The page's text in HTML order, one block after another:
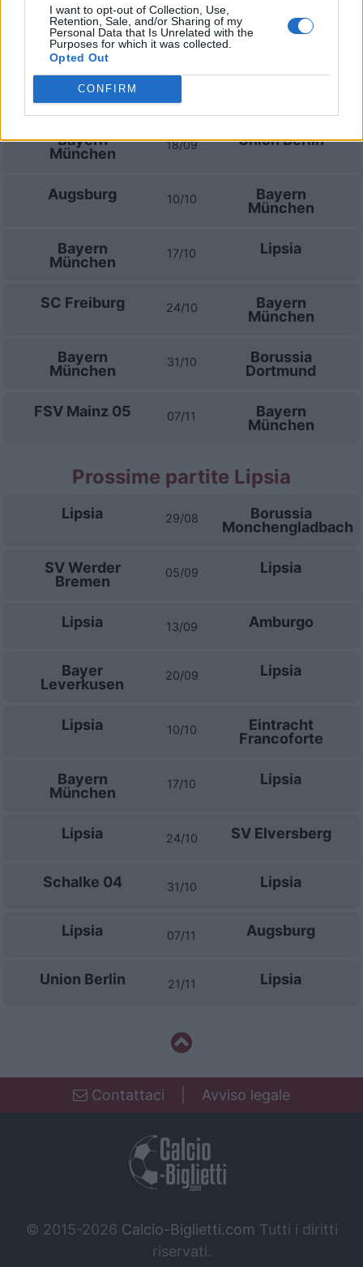
I want to opt-out of Collection, Use,
Retention, Sale, and/or Sharing of my
Personal Data that Is Unrelated with the
Purposes for which it was collected.
Opted Out
CONFIRM
Schalke 04 05/09
Bayern
SV Elversberg
Bayern
München
18/09 Union Berlin
Augsburg 10/10
Bayern
München
Bayern
München
17/10 Lipsia
SC Freiburg 24/10
Bayern
München
Bayern
München
31/10
Borussia
Dortmund
FSV Mainz 05 07/11
Bayern
München
Prossime partite Lipsia
Lipsia 29/08
Borussia
Monchengladbach
SV Werder
Bremen
05/09 Lipsia
Lipsia 13/09 Amburgo
Bayer
Leverkusen
20/09 Lipsia
Lipsia 10/10
Eintracht
Francoforte
Bayern
München
17/10 Lipsia
Lipsia 24/10 SV Elversberg
Schalke 04 31/10 Lipsia
Lipsia 07/11 Augsburg
Union Berlin 21/11 Lipsia
Contattaci Avviso legale
© 2015-2026 Calcio-Biglietti.com Tutti i diritti
riservati.